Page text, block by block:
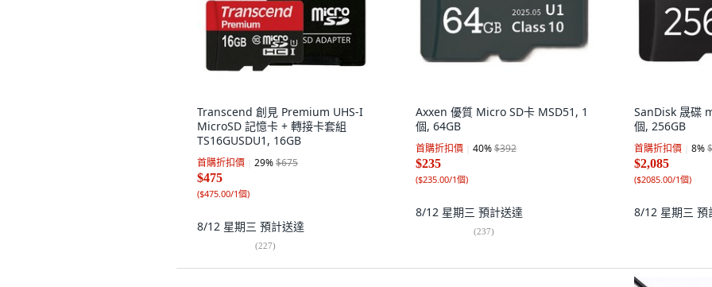
Transcend 創見 Premium UHS-I
MicroSD 記憶卡 + 轉接卡套組
TS16GUSDU1, 16GB
首購折扣價 29%$675
$475
($475.00/1個)
8/12 星期三 預計送達
(227)
Axxen 優質 Micro SD卡 MSD51, 1
個, 64GB
首購折扣價 40%$392
$235
($235.00/1個)
8/12 星期三 預計送達
(237)
SanDisk 晟碟
個, 256GB
首購折扣價 8%
$2,085
($2085.00/1個)
8/12 星期三 預